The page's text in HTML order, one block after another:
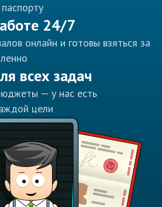
24/7
онлайн и готовы взяться за
всех задач
— у нас есть
цели